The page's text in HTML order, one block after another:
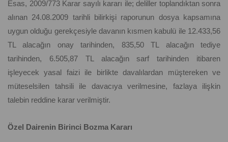
Esas, 2009/773 Karar sayılı kararı ile; deliller toplandıktan sonra
alınan 24.08.2009 tarihli bilirkişi raporunun dosya kapsamına
uygun olduğu gerekçesiyle davanın kısmen kabulü ile 12.433,56
TL alacağın onay tarihinden, 835,50 TL alacağın tediye
tarihinden, 6.505,87 TL alacağın sarf tarihinden itibaren
işleyecek yasal faizi ile birlikte davalılardan müştereken ve
müteselsilen tahsili ile davacıya verilmesine, fazlaya ilişkin
talebin reddine karar verilmiştir.
Özel Dairenin Birinci Bozma Kararı